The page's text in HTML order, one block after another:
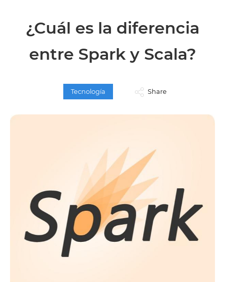
¿Cuál es la diferencia
entre Spark y Scala?
Tecnología Share